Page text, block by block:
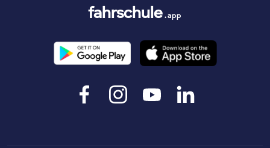
fahrschule .app